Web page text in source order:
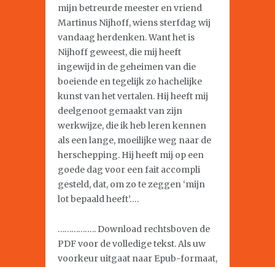
mijn betreurde meester en vriend
Martinus Nijhoff, wiens sterfdag wij
vandaag herdenken. Want het is
Nijhoff geweest, die mij heeft
ingewijd in de geheimen van die
boeiende en tegelijk zo hachelijke
kunst van het vertalen. Hij heeft mij
deelgenoot gemaakt van zijn
werkwijze, die ik heb leren kennen
als een lange, moeilijke weg naar de
herschepping. Hij heeft mij op een
goede dag voor een fait accompli
gesteld, dat, om zo te zeggen ‘mijn
lot bepaald heeft’….
…………….. Download rechtsboven de
PDF voor de volledige tekst. Als uw
voorkeur uitgaat naar Epub-formaat,